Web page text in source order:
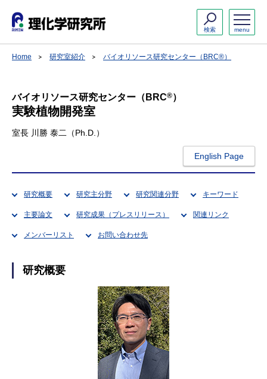
menu
検索
Home 研究室紹介 バイオリソース研究センター（BRC®）
バイオリソース研究センター（BRC®）
実験植物開発室
室長 川勝 泰二（Ph.D.）
English Page
研究概要 研究主分野 研究関連分野 キーワード
主要論文 研究成果（プレスリリース） 関連リンク
メンバーリスト お問い合わせ先
研究概要